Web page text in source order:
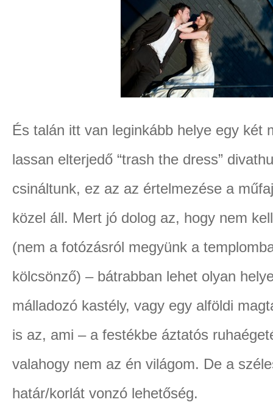
És talán itt van leginkább helye egy két
lassan elterjedő “trash the dress”
csináltunk, ez az az értelmezése a
közel áll. Mert jó dolog az, hogy nem
(nem a fotózásról megyünk a
kölcsönző) – bátrabban lehet olyan
málladozó kastély, vagy egy alföldi
is az, ami – a festékbe áztatós
valahogy nem az én világom. De a
határ/korlát vonzó lehetőség.